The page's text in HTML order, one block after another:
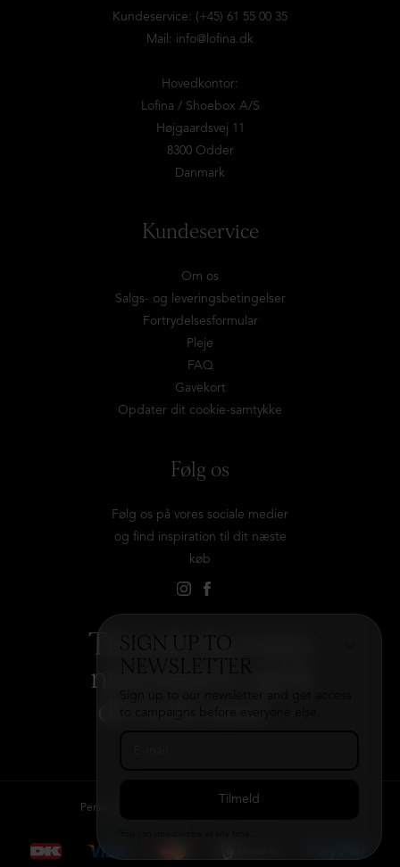
SIGN UP TO
NEWSLETTER
Kundeservice: (+45) 61 55 00 35
Mail: info@lofina.dk
Hovedkontor:
Lofina / Shoebox A/S
Højgaardsvej 11
8300 Odder
Danmark
Kundeservice
Om os
Salgs- og leveringsbetingelser
Fortrydelsesformular
Pleje
FAQ
Gavekort
Opdater dit cookie-samtykke
Følg os
Følg os på vores sociale medier
og find inspiration til dit næste
køb
Tilmeld dig vores
nyhedsbrev og få
Persondatapolitik